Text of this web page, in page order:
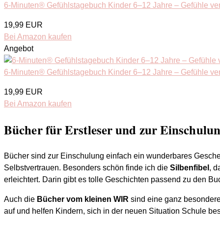
6-Minuten® Gefühlstagebuch Kinder 6–12 Jahre – Gefühle
19,99 EUR
Bei Amazon kaufen
Angebot
6-Minuten® Gefühlstagebuch Kinder 6–12 Jahre – Gefühle
19,99 EUR
Bei Amazon kaufen
Bücher für Erstleser und zur
Bücher sind zur Einschulung einfach ein wunderbares
Selbstvertrauen. Besonders schön finde ich die Silbenfibel ,
erleichtert. Darin gibt es tolle Geschichten passend zu den
Auch die Bücher vom kleinen WIR sind eine ganz
auf und helfen Kindern, sich in der neuen Situation Schule